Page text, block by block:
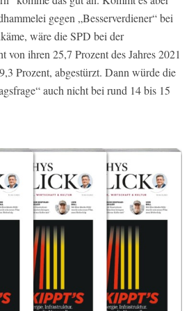
gegen „Besserverdiener“ bei
wäre die SPD bei der
von ihren 25,7 Prozent des Jahres 2021
Prozent, abgestürzt. Dann würde die
auch nicht bei rund 14 bis 15